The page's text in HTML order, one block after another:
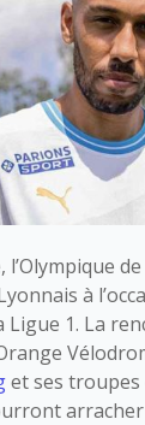
l’Olympique
à
Ligue 1. La
et ses troupes
arracher